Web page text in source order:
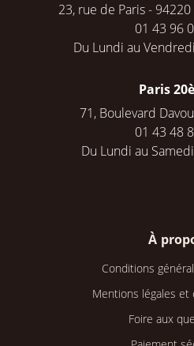
23, rue de Paris -
01 43 96
Du Lundi au
Paris
71, Boulevard
01 43 48
Du Lundi au
À
Conditions
Mentions légales et
Foire aux